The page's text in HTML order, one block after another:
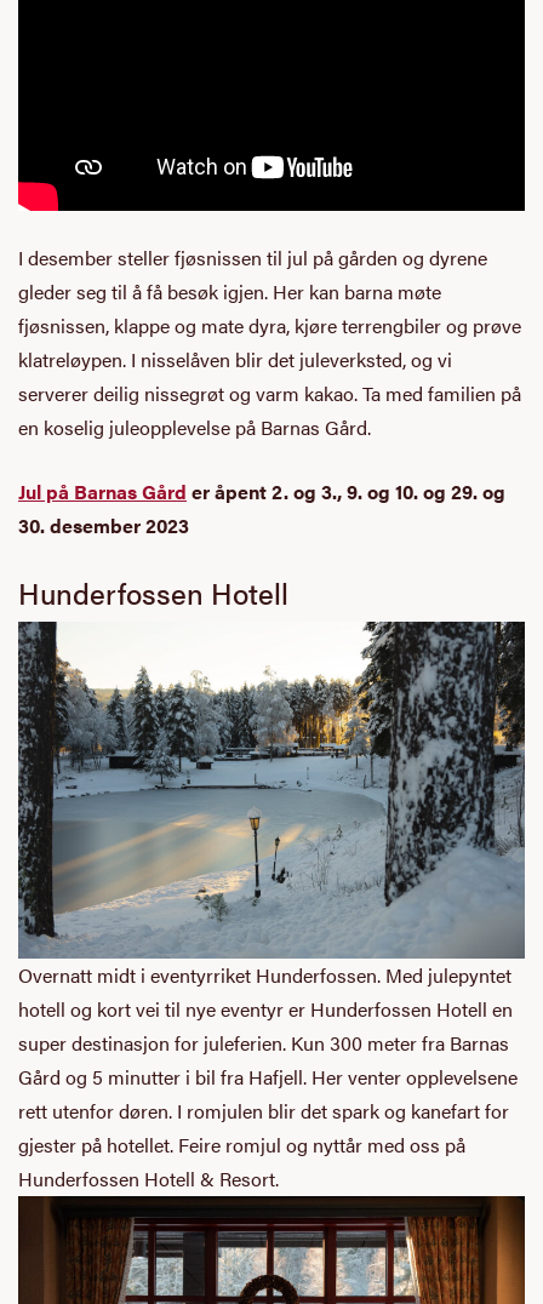
I desember steller fjøsnissen til jul på gården og dyrene
gleder seg til å få besøk igjen. Her kan barna møte
fjøsnissen, klappe og mate dyra, kjøre terrengbiler og prøve
klatreløypen. I nisselåven blir det juleverksted, og vi
serverer deilig nissegrøt og varm kakao. Ta med familien på
en koselig juleopplevelse på Barnas Gård.
Jul på Barnas Gård er åpent 2. og 3., 9. og 10. og 29. og
30. desember 2023
Hunderfossen Hotell
Overnatt midt i eventyrriket Hunderfossen. Med julepyntet
hotell og kort vei til nye eventyr er Hunderfossen Hotell en
super destinasjon for juleferien. Kun 300 meter fra Barnas
Gård og 5 minutter i bil fra Hafjell. Her venter opplevelsene
rett utenfor døren. I romjulen blir det spark og kanefart for
gjester på hotellet. Feire romjul og nyttår med oss på
Hunderfossen Hotell & Resort.